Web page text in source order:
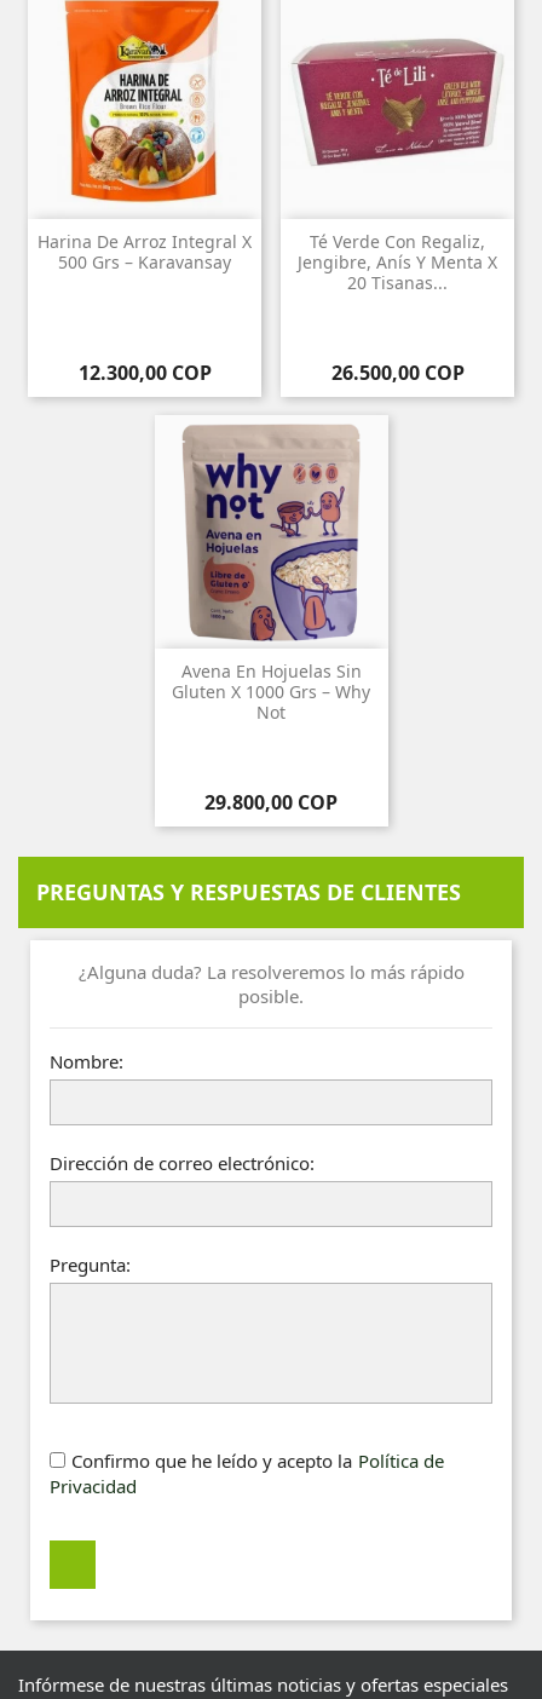
Harina De Arroz Integral X
500 Grs – Karavansay
Precio
12.300,00 COP
Té Verde Con Regaliz,
Jengibre, Anís Y Menta X
20 Tisanas...
Precio
26.500,00 COP
Avena En Hojuelas Sin
Gluten X 1000 Grs – Why
Not
Precio
29.800,00 COP
PREGUNTAS Y RESPUESTAS DE CLIENTES
¿Alguna duda? La resolveremos lo más rápido
posible.
Nombre:
Dirección de correo electrónico:
Pregunta:
Confirmo que he leído y acepto la Política de
Privacidad
Infórmese de nuestras últimas noticias y ofertas especiales